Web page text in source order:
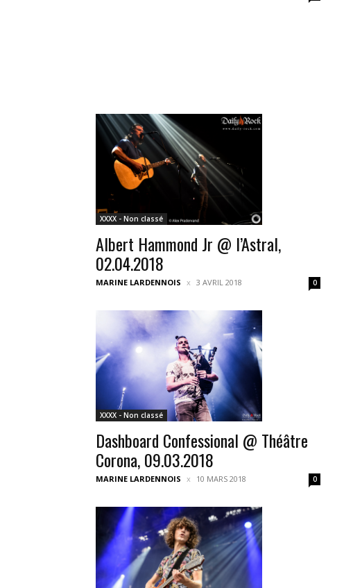
XXXX - Non classé
Albert Hammond Jr @ l’Astral,
02.04.2018
MARINE LARDENNOIS 3 AVRIL 2018 0
XXXX - Non classé
Dashboard Confessional @ Théâtre
Corona, 09.03.2018
MARINE LARDENNOIS 10 MARS 2018 0